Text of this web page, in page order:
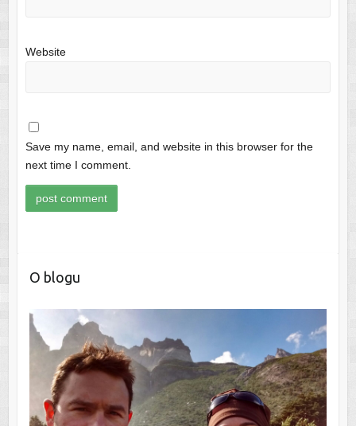
Website
Save my name, email, and website in this browser for the
next time I comment.
O blogu